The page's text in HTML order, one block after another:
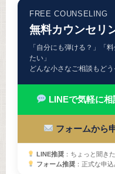
FREE COUNSELING
無料カウンセリ
「自分にも弾ける？」「
たい」
どんな小さなご相談もどう
LINEで気軽に相
フォームから
LINE推奨：ちょっと聞き
フォーム推奨：正式な申